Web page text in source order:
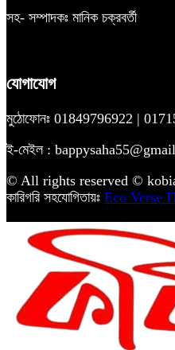
সহ- সম্পাদকঃ মানিক চক্রবর্তী
যোগাযোগ
মুঠোফোনঃ 01849796922 |
ই-মেইল :
© All rights reserved ©
কারিগরি সহযোগিতায়ঃ Eco Verse